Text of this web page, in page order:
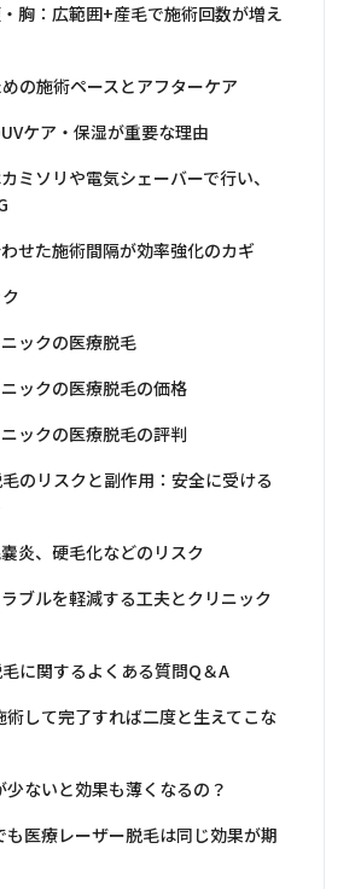
胸：広範囲+産毛で施術回数が増え
の施術ペースとアフターケア
ケア・保湿が重要な理由
ミソリや電気シェーバーで行い、
せた施術間隔が効率強化のカギ
ックの医療脱毛
ックの医療脱毛の価格
ックの医療脱毛の評判
のリスクと副作用：安全に受ける
炎、硬毛化などのリスク
ブルを軽減する工夫とクリニック
に関するよくある質問Q＆A
術して完了すれば二度と生えてこな
少ないと効果も薄くなるの？
も医療レーザー脱毛は同じ効果が期